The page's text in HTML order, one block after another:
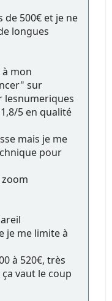
500€ et je ne
longues
mon
sur
lesnumeriques
5 en qualité
mais je me
pour
zoom
je me limite à
à 520€, très
vaut le coup